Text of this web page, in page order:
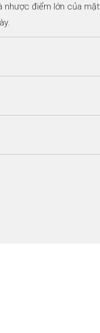
nhược điểm lớn của mặt